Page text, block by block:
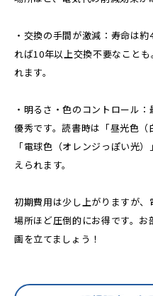
・交換の手間が激減：寿命は
れば10年以上交換不要なこと
れます。
・明るさ・色のコントロール
優秀です。読書時は「昼光色
「電球色（オレンジっぽい光
えられます。
初期費用は少し上がりますが
場所ほど圧倒的にお得です。
画を立てましょう！